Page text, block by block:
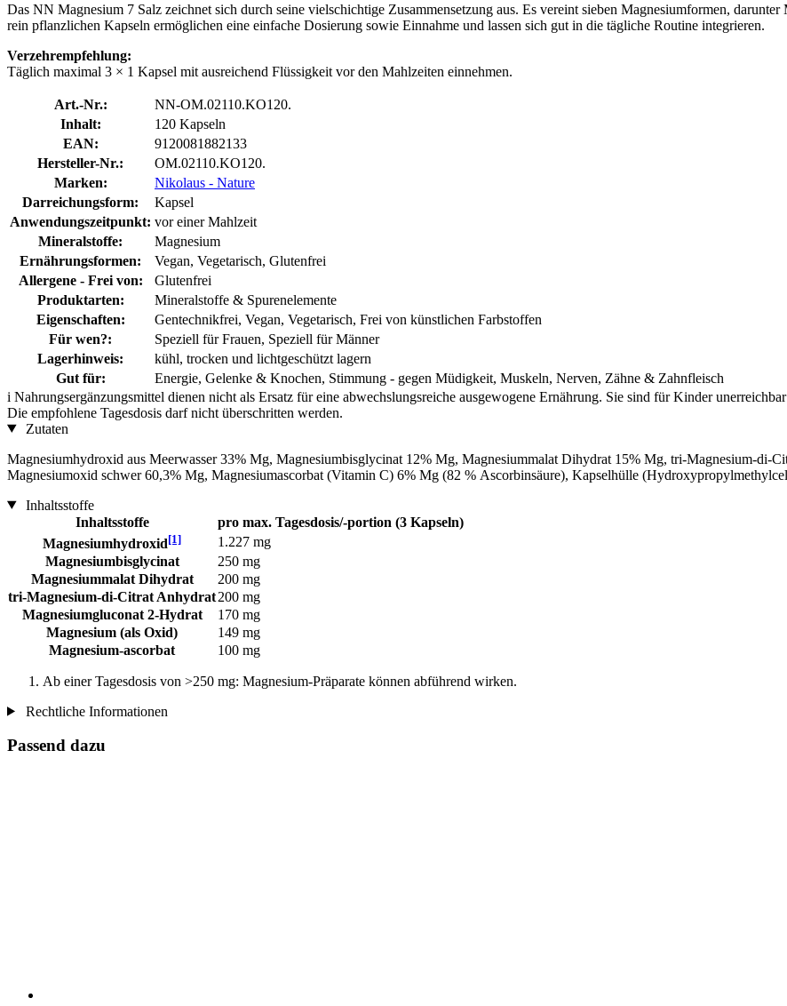
Das NN Magnesium 7 Salz zeichnet sich durch seine vielschichtige Zusammensetzung aus. Es vereint sieben Magnesiumformen,
rein pflanzlichen Kapseln ermöglichen eine einfache Dosierung sowie Einnahme und lassen sich gut in die tägliche Routine integrieren.
Verzehrempfehlung:
Täglich maximal 3 × 1 Kapsel mit ausreichend Flüssigkeit vor den Mahlzeiten einnehmen.
Art.-Nr.:
NN-OM.02110.KO120.
Inhalt:
120 Kapseln
EAN:
9120081882133
Hersteller-Nr.:
OM.02110.KO120.
Marken:
Nikolaus - Nature
Darreichungsform:
Kapsel
Anwendungszeitpunkt: vor einer Mahlzeit
Mineralstoffe:
Magnesium
Ernährungsformen:
Vegan, Vegetarisch, Glutenfrei
Allergene - Frei von:
Glutenfrei
Produktarten:
Mineralstoffe & Spurenelemente
Eigenschaften:
Gentechnikfrei, Vegan, Vegetarisch, Frei von künstlichen Farbstoffen
Für wen?:
Speziell für Frauen, Speziell für Männer
Lagerhinweis:
kühl, trocken und lichtgeschützt lagern
Gut für:
Energie, Gelenke & Knochen, Stimmung - gegen Müdigkeit, Muskeln, Nerven, Zähne & Zahnfleisch
i Nahrungsergänzungsmittel dienen nicht als Ersatz für eine abwechslungsreiche ausgewogene Ernährung. Sie sind für Kinder
Die empfohlene Tagesdosis darf nicht überschritten werden.
Zutaten
Magnesiumhydroxid aus Meerwasser 33% Mg, Magnesiumbisglycinat 12% Mg, Magnesiummalat Dihydrat 15% Mg, tri-Magnesium-di-
Magnesiumoxid schwer 60,3% Mg, Magnesiumascorbat (Vitamin C) 6% Mg (82 % Ascorbinsäure), Kapselhülle
Inhaltsstoffe
Inhaltsstoffe
pro max. Tagesdosis/-portion (3 Kapseln)
Magnesiumhydroxid[1]
1.227 mg
Magnesiumbisglycinat
250 mg
Magnesiummalat Dihydrat
200 mg
tri-Magnesium-di-Citrat Anhydrat200 mg
Magnesiumgluconat 2-Hydrat
170 mg
Magnesium (als Oxid)
149 mg
Magnesium-ascorbat
100 mg
Ab einer Tagesdosis von >250 mg: Magnesium-Präparate können abführend wirken.
Rechtliche Informationen
Passend dazu